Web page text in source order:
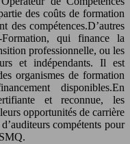
des coûts de formation
des compétences.D’autres
qui finance la
professionnelle, ou les
et indépendants. Il est
organismes de formation
disponibles.En
et reconnue, les
opportunités de carrière
compétents pour